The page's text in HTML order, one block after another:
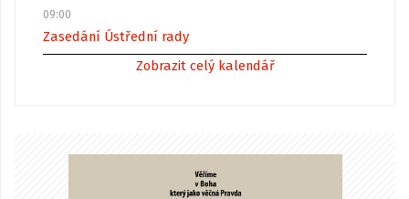
09:00
Zasedání Ústřední rady
Zobrazit celý kalendář